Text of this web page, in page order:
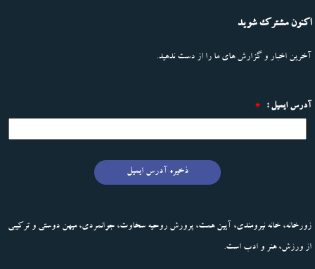
اکنون مشترک شوید
آخرین اخبار و گزارش های ما را از دست ندهید.
آدرس ایمیل : *
ذخیره آدرس ایمیل
زورخانه، خانه نیرومندی، آیین همت، پرورش روحیه سخاوت، جوانمردی، میهن دوستی و ترکیبی
از ورزش، هنر و ادب است.